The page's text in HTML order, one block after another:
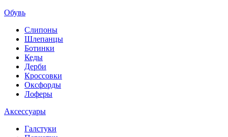
Обувь
Слипоны
Шлепанцы
Ботинки
Кеды
Дерби
Кроссовки
Оксфорды
Лоферы
Аксессуары
Галстуки